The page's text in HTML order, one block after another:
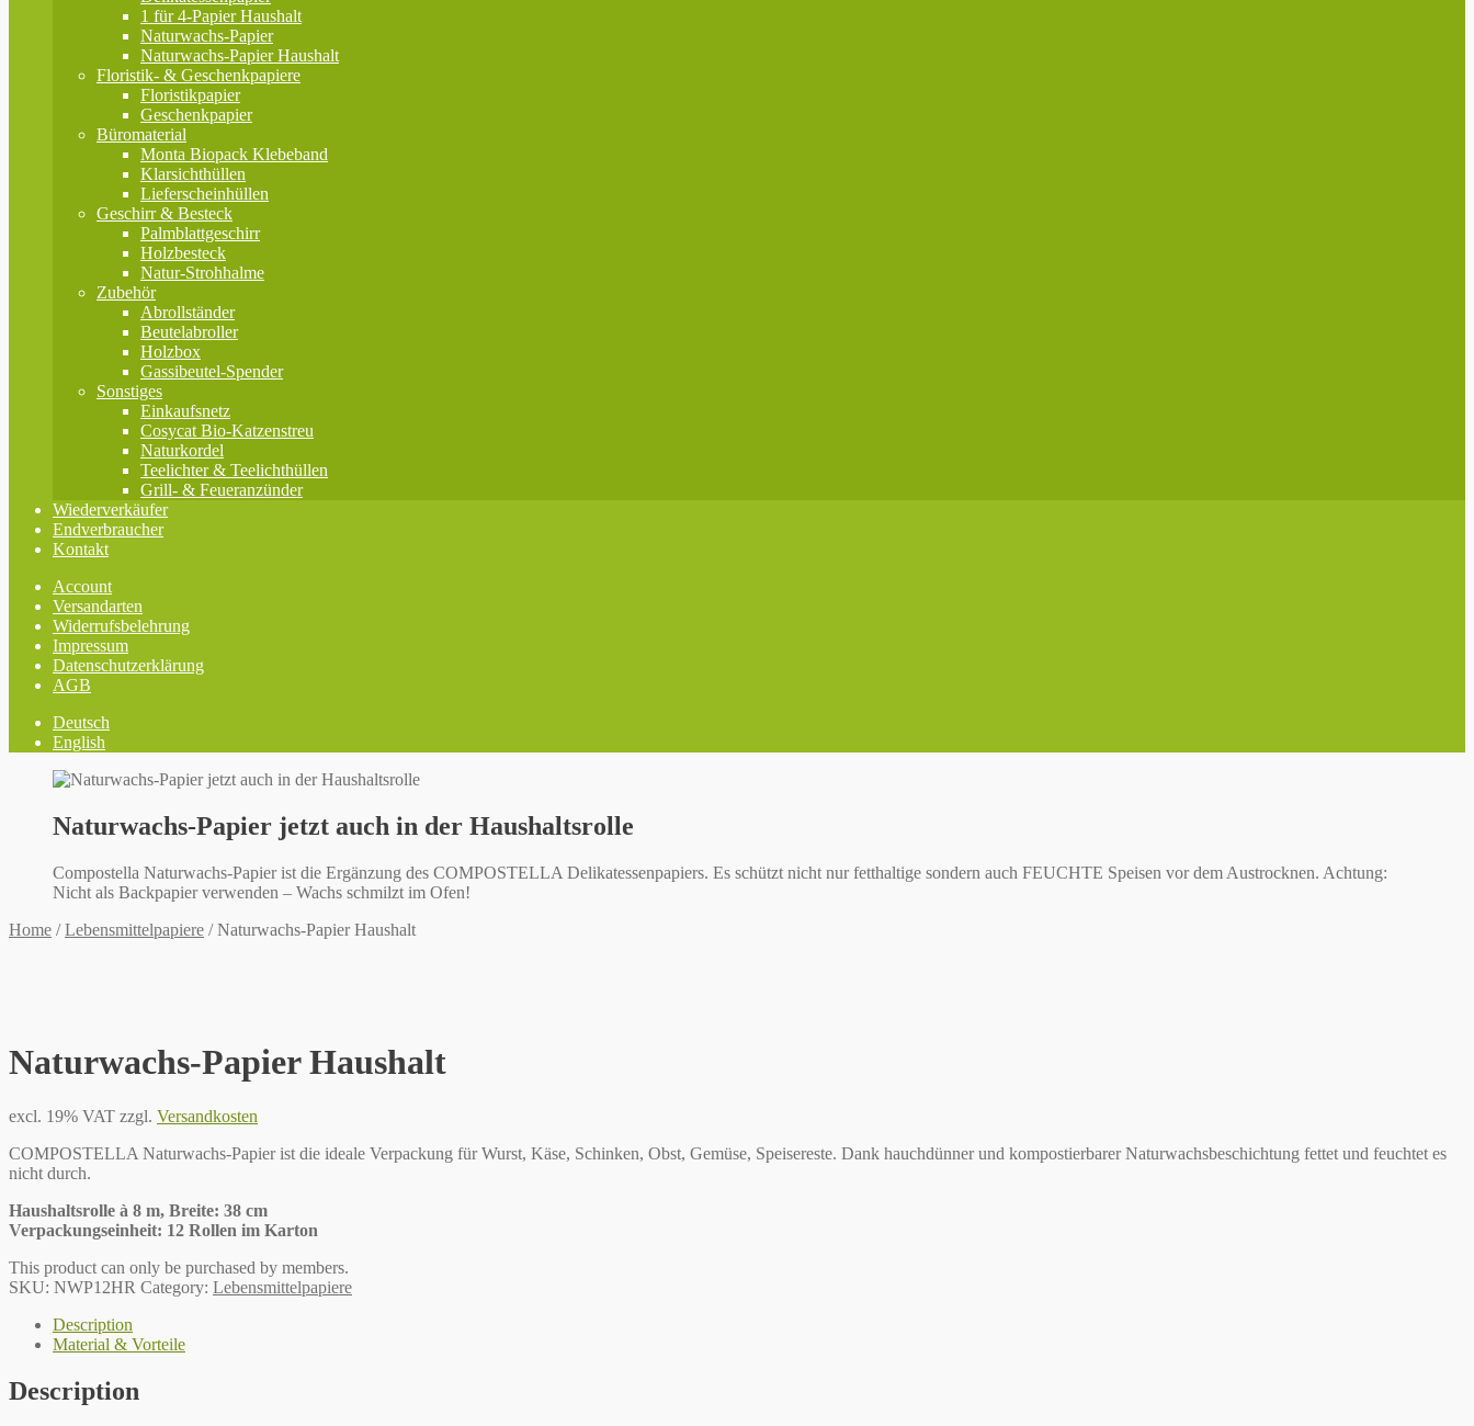
1 für 4-Papier Haushalt
Naturwachs-Papier
Naturwachs-Papier Haushalt
Floristik- & Geschenkpapiere
Floristikpapier
Geschenkpapier
Büromaterial
Monta Biopack Klebeband
Klarsichthüllen
Lieferscheinhüllen
Geschirr & Besteck
Palmblattgeschirr
Holzbesteck
Natur-Strohhalme
Zubehör
Abrollständer
Beutelabroller
Holzbox
Gassibeutel-Spender
Sonstiges
Einkaufsnetz
Cosycat Bio-Katzenstreu
Naturkordel
Teelichter & Teelichthüllen
Grill- & Feueranzünder
Wiederverkäufer
Endverbraucher
Kontakt
Account
Versandarten
Widerrufsbelehrung
Impressum
Datenschutzerklärung
AGB
Deutsch
English
Naturwachs-Papier jetzt auch in der Haushaltsrolle
Compostella Naturwachs-Papier ist die Ergänzung des COMPOSTELLA Delikatessenpapiers. Es schützt nicht nur fetthaltige sondern auch FEUCHTE Speisen vor dem Austrocknen. Achtung:
Nicht als Backpapier verwenden – Wachs schmilzt im Ofen!
Home /Lebensmittelpapiere /Naturwachs-Papier Haushalt
Naturwachs-Papier Haushalt
excl. 19% VAT zzgl. Versandkosten
COMPOSTELLA Naturwachs-Papier ist die ideale Verpackung für Wurst, Käse, Schinken, Obst, Gemüse, Speisereste. Dank hauchdünner und kompostierbarer Naturwachsbeschichtung fettet und feuchtet es
nicht durch.
Haushaltsrolle à 8 m, Breite: 38 cm
Verpackungseinheit: 12 Rollen im Karton
This product can only be purchased by members.
SKU: NWP12HR Category: Lebensmittelpapiere
Description
Material & Vorteile
Description